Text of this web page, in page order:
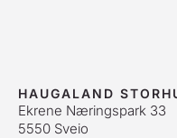
HAUGALAND
Ekrene Næringspark 33
5550 Sveio